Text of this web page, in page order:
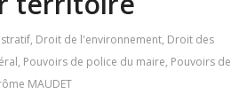
, Droit de l'environnement, Droit des
, Pouvoirs de police du maire, Pouvoirs de
MAUDET